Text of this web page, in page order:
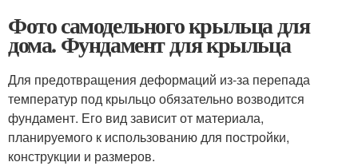
Фото самодельного крыльца для
дома. Фундамент для крыльца
Для предотвращения деформаций из-за перепада
температур под крыльцо обязательно возводится
фундамент. Его вид зависит от материала,
планируемого к использованию для постройки,
конструкции и размеров.